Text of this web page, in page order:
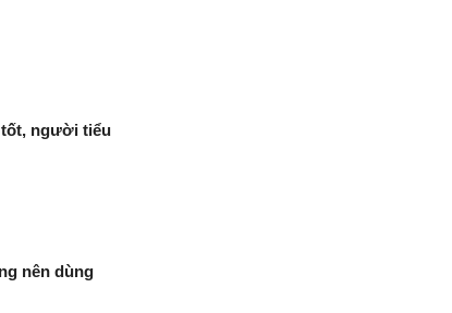
tốt, người tiểu
nên dùng